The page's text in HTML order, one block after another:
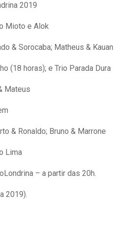
2019
Mioto e Alok
& Sorocaba; Matheus & Kauan
(18 horas); e Trio Parada Dura
Mateus
& Ronaldo; Bruno & Marrone
Lima
– a partir das 20h.
2019).